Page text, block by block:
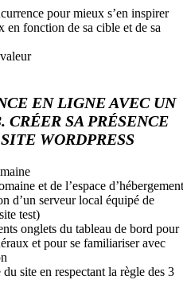
pour mieux s’en inspirer
en fonction de sa cible et de sa
EN LIGNE AVEC UN
CRÉER SA PRÉSENCE
WORDPRESS
et de l’espace d’hébergement
d’un serveur local équipé de
test)
onglets du tableau de bord pour
et pour se familiariser avec
site en respectant la règle des 3